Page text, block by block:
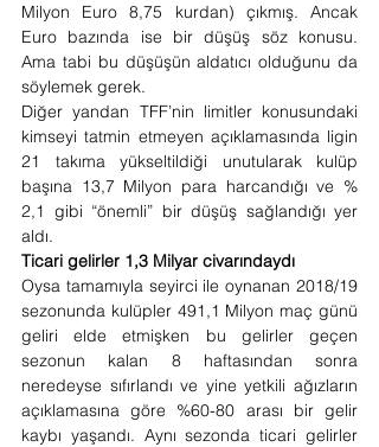
Milyon Euro 8,75 kurdan) çıkmış. Ancak
Euro bazında ise bir düşüş söz konusu.
Ama tabi bu düşüşün aldatıcı olduğunu da
söylemek gerek.
Diğer yandan TFF’nin limitler konusundaki
kimseyi tatmin etmeyen açıklamasında ligin
21 takıma yükseltildiği unutularak kulüp
başına 13,7 Milyon para harcandığı ve %
2,1 gibi “önemli” bir düşüş sağlandığı yer
aldı.
Ticari gelirler 1,3 Milyar civarındaydı
Oysa tamamıyla seyirci ile oynanan 2018/19
sezonunda kulüpler 491,1 Milyon maç günü
geliri elde etmişken bu gelirler geçen
sezonun kalan 8 haftasından sonra
neredeyse sıfırlandı ve yine yetkili ağızların
açıklamasına göre %60-80 arası bir gelir
kaybı yaşandı. Aynı sezonda ticari gelirler